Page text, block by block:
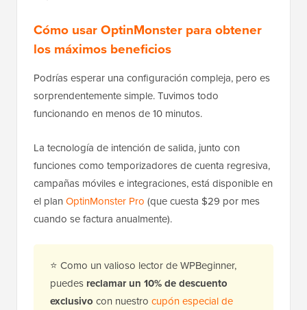
Cómo usar OptinMonster para obtener
los máximos beneficios
Podrías esperar una configuración compleja, pero es
sorprendentemente simple. Tuvimos todo
funcionando en menos de 10 minutos.
La tecnología de intención de salida, junto con
funciones como temporizadores de cuenta regresiva,
campañas móviles e integraciones, está disponible en
el plan OptinMonster Pro (que cuesta $29 por mes
cuando se factura anualmente).
⭐ Como un valioso lector de WPBeginner,
puedes reclamar un 10% de descuento
exclusivo con nuestro cupón especial de